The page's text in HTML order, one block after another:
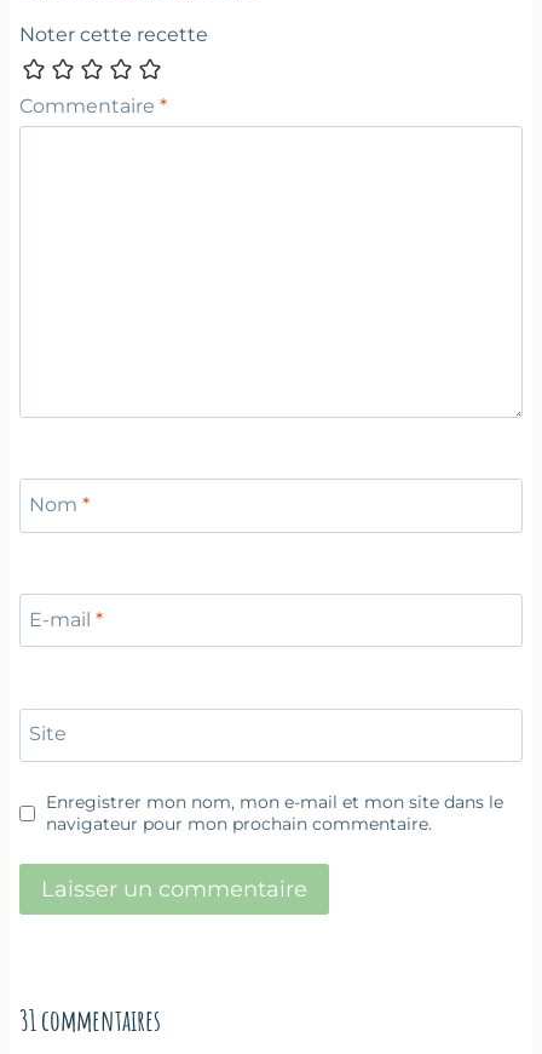
Noter cette recette
Commentaire *
Nom *
E-mail *
Site
Enregistrer mon nom, mon e-mail et mon site dans le
navigateur pour mon prochain commentaire.
31 commentaires